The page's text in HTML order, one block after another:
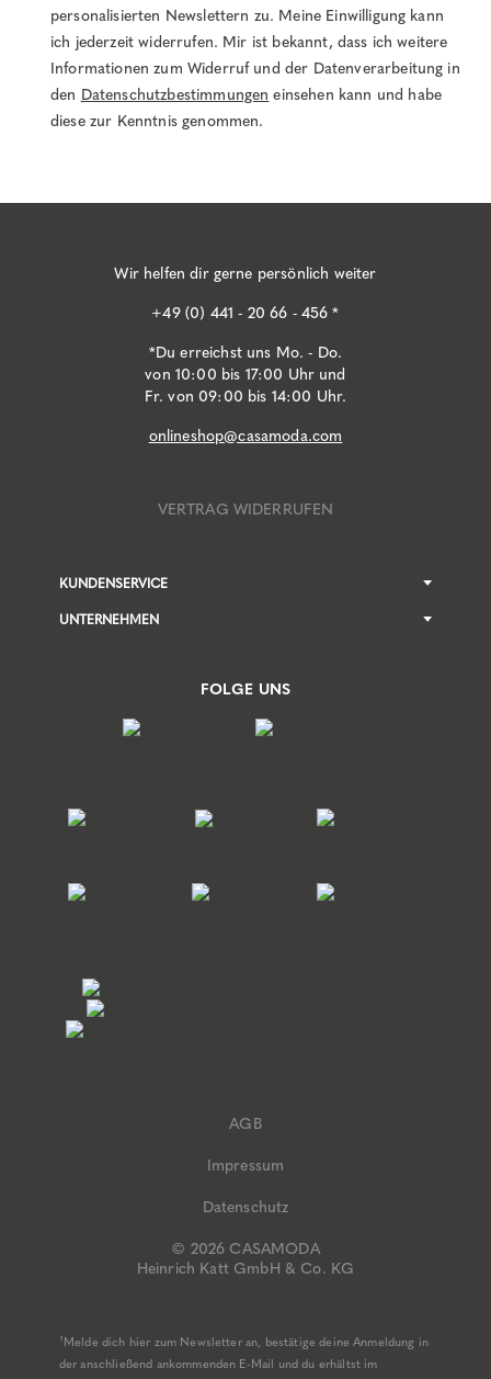
personalisierten Newslettern zu. Meine Einwilligung kann
ich jederzeit widerrufen. Mir ist bekannt, dass ich weitere
Informationen zum Widerruf und der Datenverarbeitung in
den Datenschutzbestimmungen einsehen kann und habe
diese zur Kenntnis genommen.
Wir helfen dir gerne persönlich weiter
+49 (0) 441 - 20 66 - 456 *
*Du erreichst uns Mo. - Do.
von 10:00 bis 17:00 Uhr und
Fr. von 09:00 bis 14:00 Uhr.
onlineshop@casamoda.com
VERTRAG WIDERRUFEN
KUNDENSERVICE
UNTERNEHMEN
FOLGE UNS
© 2026 CASAMODA
Heinrich Katt GmbH & Co. KG
AGB
Impressum
Datenschutz
¹Melde dich hier zum Newsletter an, bestätige deine Anmeldung in
der anschließend ankommenden E-Mail und du erhältst im